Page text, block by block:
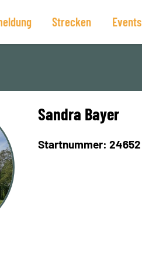
Strecken Events
Sandra Bayer
Startnummer: 24652